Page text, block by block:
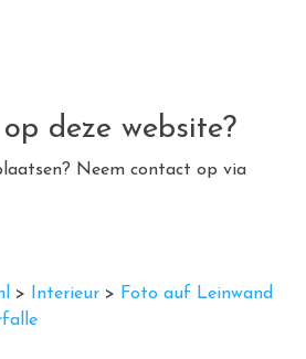
deze website?
Neem contact op via
> Interieur > Foto auf Leinwand